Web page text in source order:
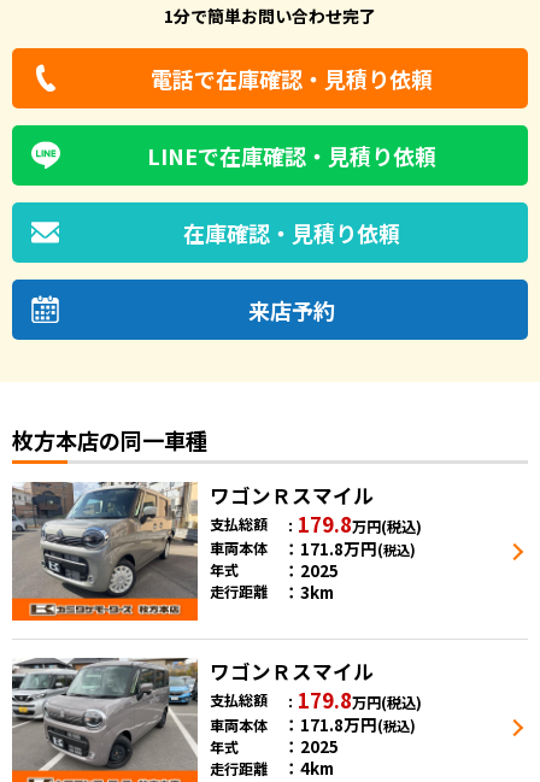
1分で簡単お問い合わせ完了
電話で在庫確認・見積り依頼
LINEで在庫確認・見積り依頼
在庫確認・見積り依頼
来店予約
枚方本店の同一車種
ワゴンＲスマイル
支払総額 179.8万円(税込)
車両本体
171.8万円(税込)
年式 2025
走行距離 3km
ワゴンＲスマイル
支払総額 179.8万円(税込)
車両本体
171.8万円(税込)
年式 2025
走行距離 4km